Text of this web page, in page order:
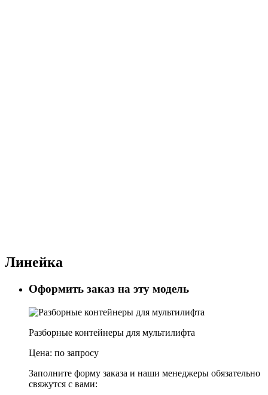
Линейка
Оформить заказ на эту модель
Разборные контейнеры для мультилифта
Цена: по запросу
Заполните форму заказа и наши менеджеры обязательно
свяжутся с вами: